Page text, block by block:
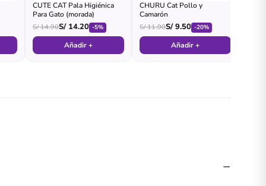
CUTE CAT Pala Higiénica
Para Gato (morada)
S/14.90S/14.20 -5%
Añadir +
CHURU Cat Pollo y
Camarón
S/11.90S/9.50 -20%
Añadir +
−